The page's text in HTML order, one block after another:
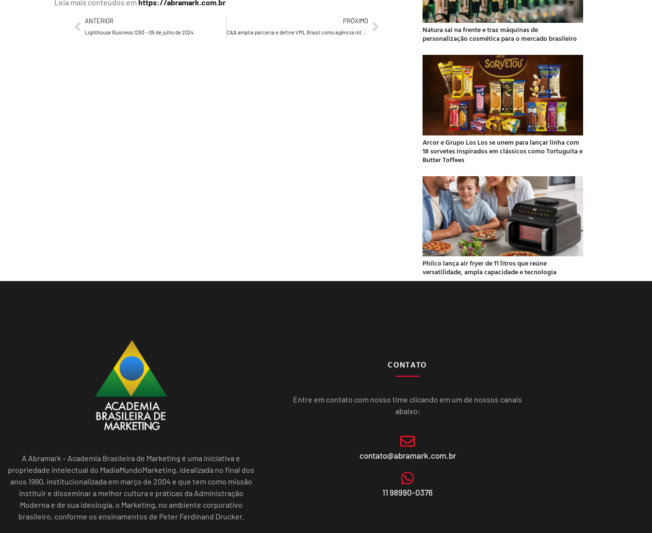
Leia mais conteúdos em https://abramark.com.br
ANTERIOR
Lighthouse Business 1293 – 05 de julho de 2024
PRÓXIMO
Natura sai na frente e traz máquinas de
personalização cosmética para o mercado brasileiro
Arcor e Grupo Los Los se unem para lançar linha com
18 sorvetes inspirados em clássicos como Tortuguita e
Butter Toffees
Philco lança air fryer de 11 litros que reúne
versatilidade, ampla capacidade e tecnologia
A Abramark – Academia Brasileira de Marketing é uma iniciativa e
propriedade intelectual do MadiaMundoMarketing, idealizada no final dos
anos 1990, institucionalizada em março de 2004 e que tem como missão
instituir e disseminar a melhor cultura e práticas da Administração
Moderna e de sua ideologia, o Marketing, no ambiente corporativo
brasileiro, conforme os ensinamentos de Peter Ferdinand Drucker.
CONTATO
Entre em contato com nosso time clicando em um de nossos canais
abaixo:
contato@abramark.com.br
11 98990-0376